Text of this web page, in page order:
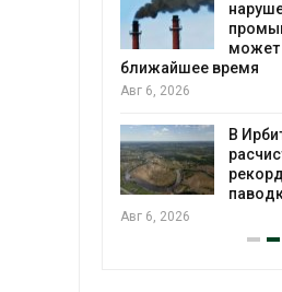
может
ближайшее время
Авг 6, 2026
В
Авг 6, 2026